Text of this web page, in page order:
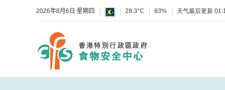
2026年8月6日 星期四 28.3°C 83% 天气最后更新